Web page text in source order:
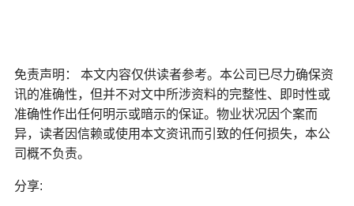
免责声明： 本文内容仅供读者参考。本公司已尽力确保资
讯的准确性，但并不对文中所涉资料的完整性、即时性或
准确性作出任何明示或暗示的保证。物业状况因个案而
异，读者因信赖或使用本文资讯而引致的任何损失，本公
司概不负责。
分享: